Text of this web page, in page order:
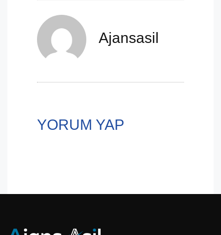
Ajansasil
YORUM YAP